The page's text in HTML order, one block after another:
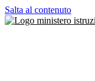
Salta al contenuto